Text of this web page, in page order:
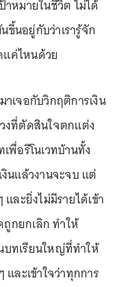
าหมายในชีวิต ไม่ได้
นอยู่กับว่าเรารู้จัก
ค่ไหนด้วย
เจอกับวิกฤติการเงิน
งที่ตัดสินใจตกแต่ง
พื่อรีโนเวทบ้านทั้ง
นแล้วงานจะจบ แต่
ละยิ่งไม่มีรายได้เข้า
กยกเลิก ทำให้
บทเรียนใหญ่ที่ทำให้
และเข้าใจว่าทุกการ